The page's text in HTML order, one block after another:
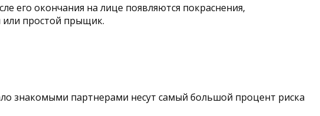
его окончания на лице появляются покраснения,
простой прыщик.
знакомыми партнерами несут самый большой процент риска